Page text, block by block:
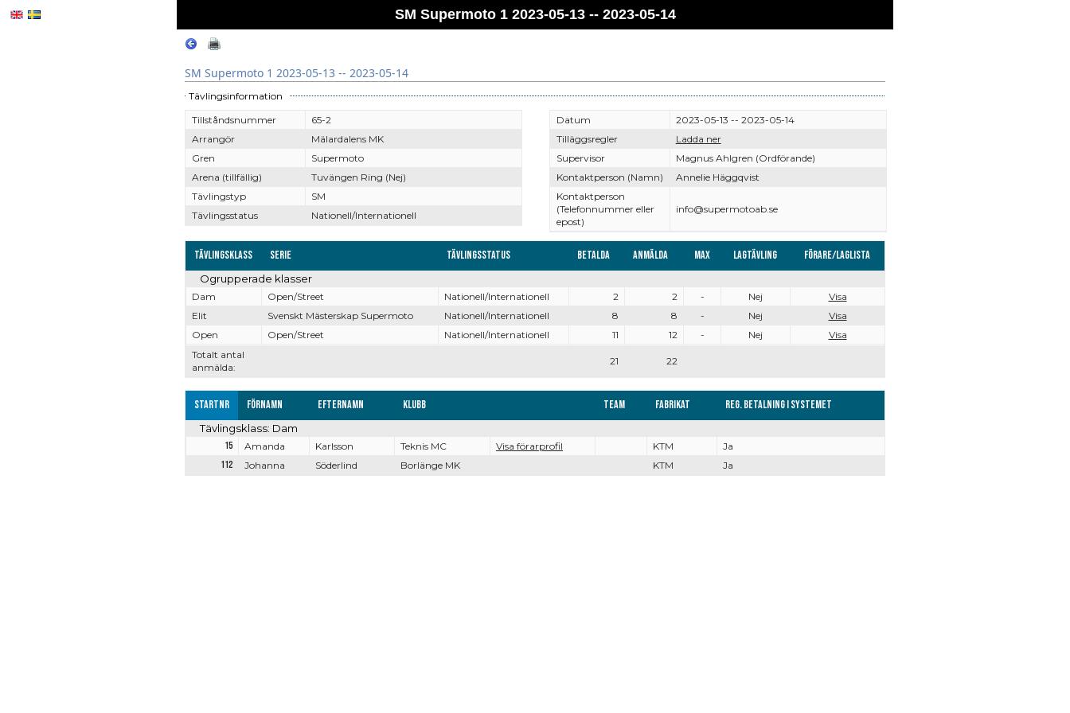
SM Supermoto 1 2023-05-13 -- 2023-05-14
SM Supermoto 1 2023-05-13 -- 2023-05-14
Tävlingsinformation
Tillståndsnummer
65-2
Arrangör
Mälardalens MK
Gren
Supermoto
Arena (tillfällig)
Tuvängen Ring (Nej)
Tävlingstyp
SM
Tävlingsstatus
Nationell/Internationell
Datum
2023-05-13 -- 2023-05-14
Tilläggsregler
Ladda ner
Supervisor
Magnus Ahlgren (Ordförande)
Kontaktperson (Namn)
Annelie Häggqvist
Kontaktperson
(Telefonnummer eller
epost)
info@supermotoab.se
Tävlingsklass Serie Tävlingsstatus Betalda Anmälda Max Lagtävling Förare/Laglista
Totalt antal
anmälda:
21 22
Ogrupperade klasser
Dam Open/Street Nationell/Internationell 2 2 - Nej
Visa
Elit
Svenskt Mästerskap Supermoto Nationell/Internationell 8 8 - Nej
Visa
Open
Open/Street Nationell/Internationell 11 12 - Nej Visa
Startnr Förnamn Efternamn Klubb Team Fabrikat Reg. Betalning i systemet
Tävlingsklass: Dam
15 Amanda Karlsson Teknis MC Visa förarprofil KTM
Ja
112
Johanna Söderlind Borlänge MK KTM Ja